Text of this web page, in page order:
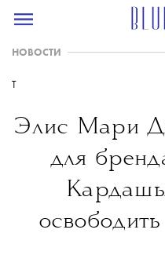
НОВОСТИ
T
Элис Мари
для